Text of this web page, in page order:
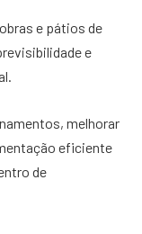
e pátios de
e
melhorar
eficiente
de